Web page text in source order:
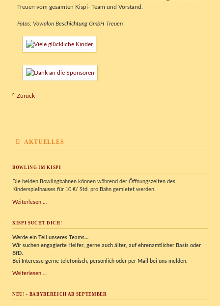
Treuen vom gesamten Kispi- Team und Vorstand.
Fotos: Vowalon Beschichtung GmbH Treuen
Zurück
AKTUELLES
BOWLING IM KISPI
Die beiden Bowlingbahnen können während der Öffnungszeiten des
Kinderspielhauses für 10 €/ Std. pro Bahn gemietet werden!
Weiterlesen …
KISPI SUCHT DICH!
Werde ein Teil unseres Teams…
Wirsuchen engagierte Helfer, gerne auch älter, auf ehrenamtlicher Basis oder
BfD.
Bei Interesse gerne telefonisch, persönlich oder per Mail bei uns melden.
Weiterlesen …
NEU! - BABYBEREICH AB SEPTEMBER